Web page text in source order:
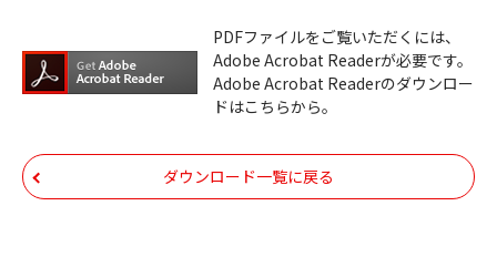
ダウンロードした取扱説明書は、複製、賃
貸、改変、公衆送信、または公衆送信可能
化することはできません。
いは無償を問わず、第三者に譲渡あるいは
使用させる事ができません。
PDFファイルをご覧いただくには、
Adobe Acrobat Readerが必要です。
Adobe Acrobat Readerのダウンロー
ドはこちらから。
ダウンロード一覧に戻る